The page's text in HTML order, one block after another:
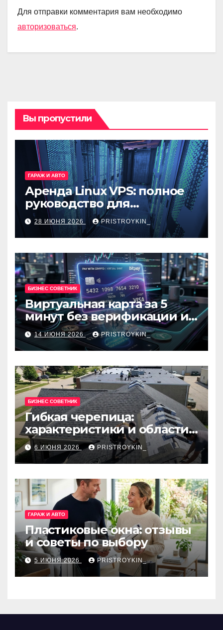
Для отправки комментария вам необходимо
авторизоваться.
Вы пропустили
ГАРАЖ И АВТО
Аренда Linux VPS: полное
руководство для
разработчиков и
администраторов
28 ИЮНЯ 2026 PRISTROYKIN_
БИЗНЕС СОВЕТНИК
Виртуальная карта за 5
минут без верификации и
банков с пополнением в
USDT
14 ИЮНЯ 2026 PRISTROYKIN_
БИЗНЕС СОВЕТНИК
Гибкая черепица:
характеристики и области
применения
6 ИЮНЯ 2026 PRISTROYKIN_
ГАРАЖ И АВТО
Пластиковые окна: отзывы
и советы по выбору
5 ИЮНЯ 2026 PRISTROYKIN_